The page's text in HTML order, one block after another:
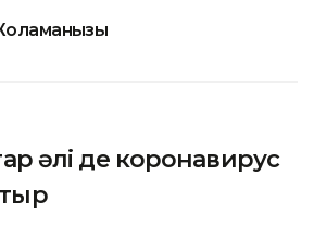
әлі де коронавирус